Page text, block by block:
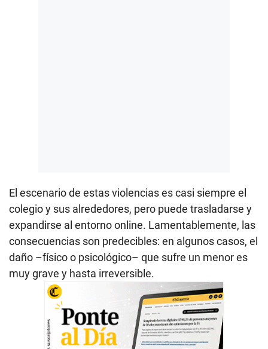
El escenario de estas violencias es casi siempre el
colegio y sus alrededores, pero puede trasladarse y
expandirse al entorno online. Lamentablemente, las
consecuencias son predecibles: en algunos casos, el
daño –físico o psicológico– que sufre un menor es
muy grave y hasta irreversible.